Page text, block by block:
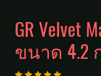
GR Velvet
ขนาด 4.2